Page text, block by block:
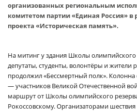
организованных региональным
комитетом партии «Единая Россия» в
проекта «Историческая память».
На митинг у здания Школы олимпийского
депутаты, студенты, волонтёры и жители
продолжил «Бессмертный полк».
— участников Великой Отечественной
маршрут от Школы олимпийского
Рокоссовскому. Организаторами